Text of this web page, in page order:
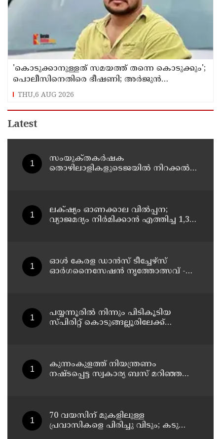
'കൊടുക്കാനുള്ളത് സമയത്ത് തന്നെ കൊടുക്കും';
പൊലീസിനെതിരെ ഭീഷണി; അർജുൻ
ആയങ്കിക്കെതിരെ കേസെടുത്തു
THU,6 AUG 2026
Latest
സംയുക്‌തകർഷക
തൊഴിലാളികളുടെജയിൽ നിറക്കൽ
ലക്‌ഷ്യം ഓണക്കാല വിൽപ്പന;
വ്യാജമദ്യം നിർമിക്കാൻ എത്തിച്ച 1,350
ഓൾ കേരള ഡാൻസ് ടീച്ചേഴ്സ്
ഓർഗനൈസേഷൻ നൃത്തോത്സവ് -
പയ്യന്നൂരിൽ നിന്നും പിടികൂടിയ
സ്പിരിറ്റ് കൊടുങ്ങല്ലൂരിലേക്ക്
കുന്നംകുളത്ത് നിയന്ത്രണം
നഷ്ടപ്പെട്ട സ്വകാര്യ ബസ് മറിഞ്ഞ
70 വയസിന് മുകളിലുള്ള
പ്രവാസികളെ പിരിച്ചു വിടും; കടുത്ത